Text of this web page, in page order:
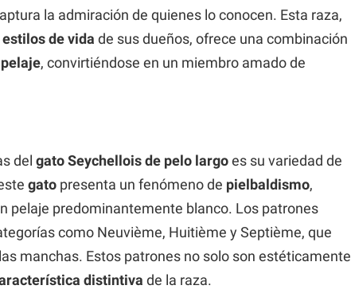
la admiración de quienes lo conocen. Esta raza,
estilos de vida de sus dueños, ofrece una combinación
, convirtiéndose en un miembro amado de
del gato Seychellois de pelo largoes su variedad de
gato presenta un fenómeno de pielbaldismo,
pelaje predominantemente blanco. Los patrones
como Neuvième, Huitième y Septième, que
manchas. Estos patrones no solo son estéticamente
distintiva de la raza.